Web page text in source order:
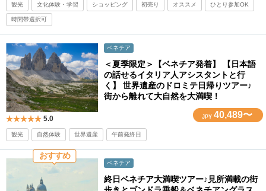
観光 文化体験・学習 ショッピング 初売り オススメ ひとり参加OK
時間帯選択可
5.0
ベネチア
＜夏季限定＞【ベネチア発着】 【日本語
の話せるイタリア人アシスタントと行
く】 世界遺産のドロミテ日帰りツアー♪
街から離れて大自然を大満喫！
JPY 40,489〜
観光 自然体験 世界遺産 午前発終日
おすすめ
ベネチア
終日ベネチア大満喫ツアー♪見所満載の街